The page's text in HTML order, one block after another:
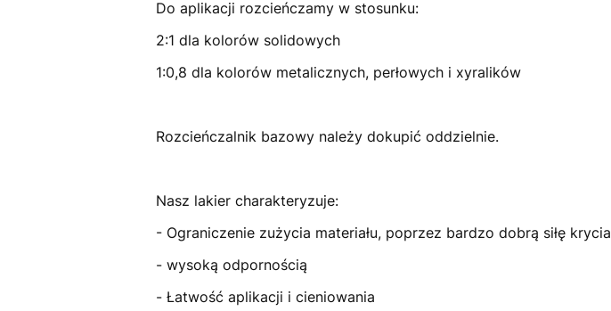
Do aplikacji rozcieńczamy w stosunku:
2:1 dla kolorów solidowych
1:0,8 dla kolorów metalicznych, perłowych i xyralików
Rozcieńczalnik bazowy należy dokupić oddzielnie.
Nasz lakier charakteryzuje:
- Ograniczenie zużycia materiału, poprzez bardzo dobrą siłę krycia
- wysoką odpornością
- Łatwość aplikacji i cieniowania